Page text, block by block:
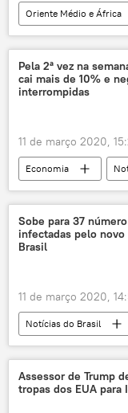
Oriente Médio e África
Notícias
Taji
foguetes
EUA
ataque
Pela 2ª vez na
cai mais de 10% e
interrompidas
11 de março 2020,
Economia
novo coronavírus
Sobe para 37
infectadas pelo
Brasil
11 de março 2020,
Notícias do Brasil
Ministério da Saúde
Assessor de Trump
tropas dos EUA para